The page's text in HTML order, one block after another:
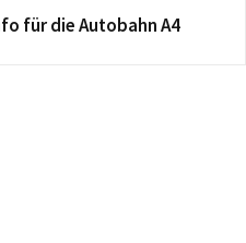
für die Autobahn A4